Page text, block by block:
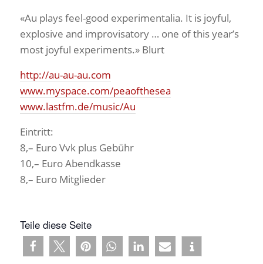
«Au plays feel-good experimentalia. It is joyful,
explosive and improvisatory … one of this year’s
most joyful experiments.» Blurt
http://au-au-au.com
www.myspace.com/peaofthesea
www.lastfm.de/music/Au
Eintritt:
8,– Euro Vvk plus Gebühr
10,– Euro Abendkasse
8,– Euro Mitglieder
Teile diese Seite